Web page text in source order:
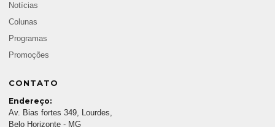
Notícias
Colunas
Programas
Promoções
CONTATO
Endereço:
Av. Bias fortes 349, Lourdes,
Belo Horizonte - MG